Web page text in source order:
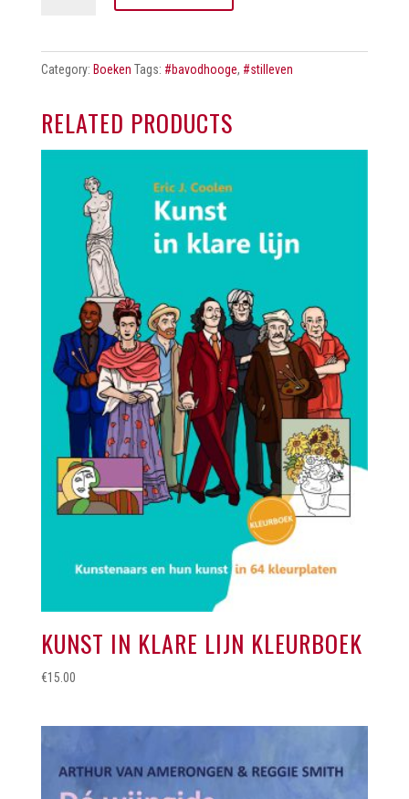
II]
quantity
Category: Boeken Tags: #bavodhooge, #stilleven
RELATED PRODUCTS
KUNST IN KLARE LIJN KLEURBOEK
€15.00